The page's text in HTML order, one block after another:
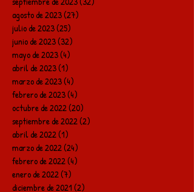
agosto de 2023(27)
julio de 2023(25)
junio de 2023(32)
mayo de 2023(4)
abril de 2023(1)
marzo de 2023(4)
febrero de 2023(4)
octubre de 2022(20)
septiembre de 2022(2)
abril de 2022(1)
marzo de 2022(24)
febrero de 2022(4)
enero de 2022(7)
diciembre de 2021(2)